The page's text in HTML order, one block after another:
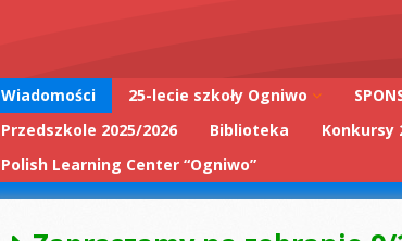
Wiadomości
25-lecie szkoły Ogniwo
25-lecie wpis do
Przedszkole 2025/2026 Biblioteka Konkursy
Polish Learning Center “Ogniwo”